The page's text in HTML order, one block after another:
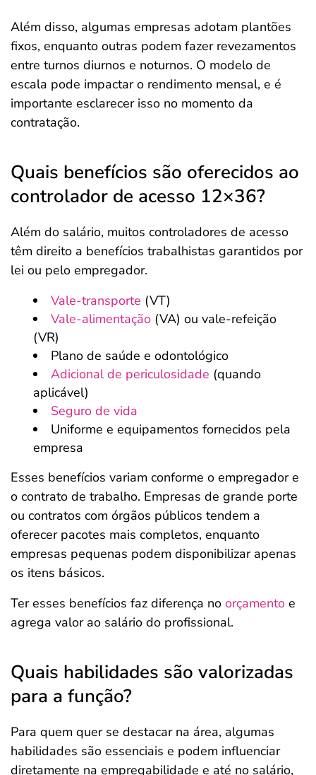
Além disso, algumas empresas adotam plantões
fixos, enquanto outras podem fazer revezamentos
entre turnos diurnos e noturnos. O modelo de
escala pode impactar o rendimento mensal, e é
importante esclarecer isso no momento da
contratação.
Quais benefícios são oferecidos ao
controlador de acesso 12×36?
Além do salário, muitos controladores de acesso
têm direito a benefícios trabalhistas garantidos por
lei ou pelo empregador.
Vale-transporte (VT)
Vale-alimentação (VA) ou vale-refeição
(VR)
Plano de saúde e odontológico
Adicional de periculosidade (quando
aplicável)
Seguro de vida
Uniforme e equipamentos fornecidos pela
empresa
Esses benefícios variam conforme o empregador e
o contrato de trabalho. Empresas de grande porte
ou contratos com órgãos públicos tendem a
oferecer pacotes mais completos, enquanto
empresas pequenas podem disponibilizar apenas
os itens básicos.
Ter esses benefícios faz diferença no orçamento e
agrega valor ao salário do profissional.
Quais habilidades são valorizadas
para a função?
Para quem quer se destacar na área, algumas
habilidades são essenciais e podem influenciar
diretamente na empregabilidade e até no salário,